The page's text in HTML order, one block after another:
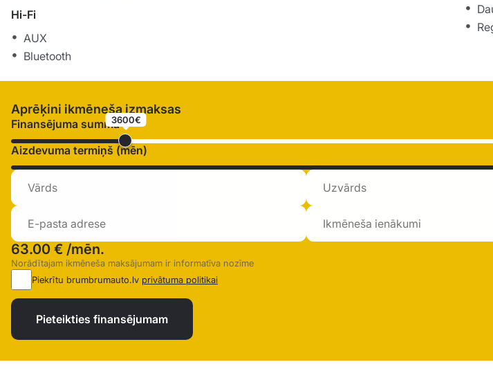
Hi-Fi
AUX
Bluetooth
Aprēķini ikmēneša izmaksas
Finansējuma summa3600€
Aizdevuma termiņš (mēn)
63.00 € /mēn.
Norādītajam ikmēneša maksājumam ir informatīva nozīme
Piekrītu brumbrumauto.lv privātuma politikai
Pieteikties finansējumam